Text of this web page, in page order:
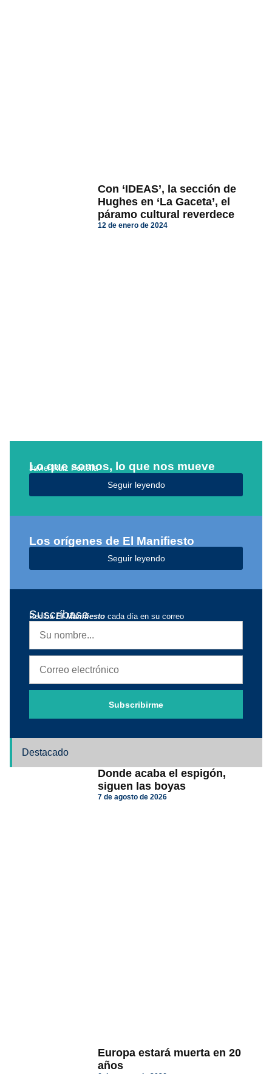
Con ‘IDEAS’, la sección de
Hughes en ‘La Gaceta’, el
páramo cultural reverdece
12 de enero de 2024
Lo que somos, lo que nos mueve
Javier Ruiz Portella
Seguir leyendo
Los orígenes de El Manifiesto
Seguir leyendo
Suscríbase
RecibaEl Manifiesto cada día en su correo
Subscribirme
Destacado
Donde acaba el espigón,
siguen las boyas
7 de agosto de 2026
Europa estará muerta en 20
años